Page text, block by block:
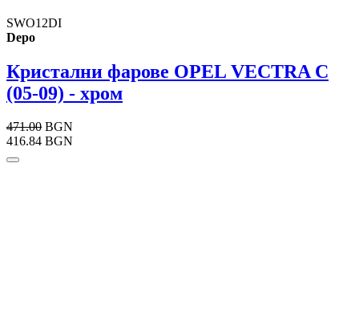
SWO12DI
Depo
Кристални фарове OPEL VECTRA C
(05-09) - хром
471.00 BGN
416.84 BGN